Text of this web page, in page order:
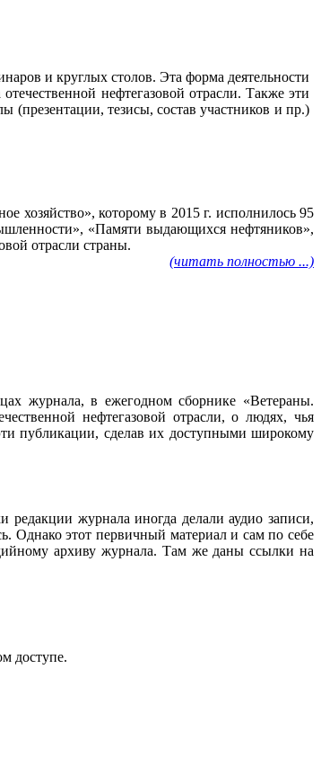
и круглых столов. Эта форма деятельности
нефтегазовой отрасли. Также эти
(презентации, тезисы, состав участников и пр.)
хозяйство», которому в 2015 г. исполнилось 95
«Памяти выдающихся нефтяников»,
отрасли страны.
(читать полностью ...)
журнала, в ежегодном сборнике «Ветераны.
нефтегазовой отрасли, о людях, чья
публикации, сделав их доступными широкому
журнала иногда делали аудио записи,
Однако этот первичный материал и сам по себе
архиву журнала. Там же даны ссылки на
доступе.